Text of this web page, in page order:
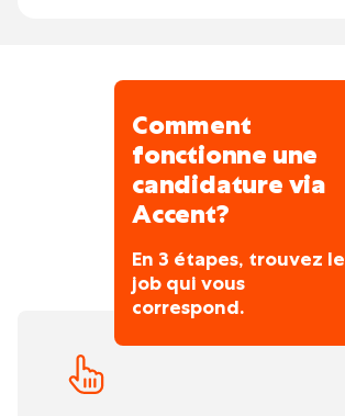
Comment
fonctionne une
candidature via
Accent?
En 3 étapes, trouvez le
job qui vous
correspond.